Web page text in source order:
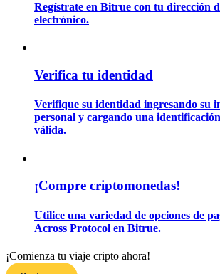
Guía de inicio de futuros
Aprenda cómo mantenerse rentable
Regístrate en Bitrue con tu dirección
electrónico.
Verifica tu identidad
Verifique su identidad ingresando su
personal y cargando una
válida.
¡Compre criptomonedas!
Utilice una variedad de opciones de
Across Protocol en Bitrue.
¡Comienza tu viaje cripto ahora!